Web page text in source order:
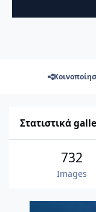
Στατιστικά
Images
732